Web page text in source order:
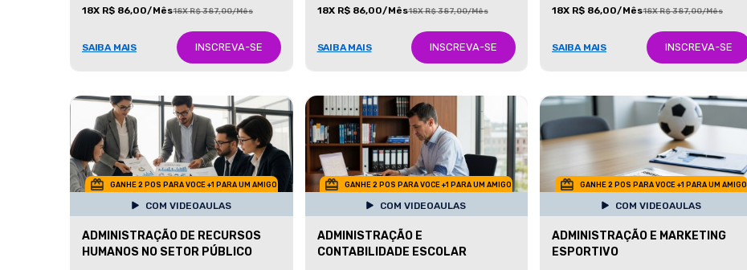
18X R$ 86,00/Mês18X R$ 387,00/Mês
SAIBA MAIS INSCREVA-SE
18X R$ 86,00/Mês18X R$ 387,00/Mês
SAIBA MAIS INSCREVA-SE
18X R$ 86,00/Mês18X R$ 387,00/Mês
SAIBA MAIS INSCREVA-SE
GANHE 2 POS PARA VOCE +1 PARA UM AMIGO
COM VIDEOAULAS
ADMINISTRAÇÃO DE RECURSOS
HUMANOS NO SETOR PÚBLICO
GANHE 2 POS PARA VOCE +1 PARA UM AMIGO
COM VIDEOAULAS
ADMINISTRAÇÃO E
CONTABILIDADE ESCOLAR
GANHE 2 POS PARA VOCE +1 PARA UM AMIGO
COM VIDEOAULAS
ADMINISTRAÇÃO E MARKETING
ESPORTIVO